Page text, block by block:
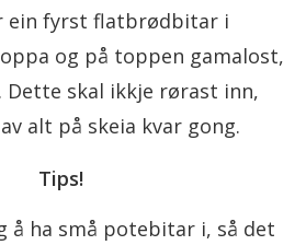
ein fyrst flatbrødbitar i
og på toppen gamalost,
skal ikkje rørast inn,
alt på skeia kvar gong.
Tips!
å ha små potebitar i, så det